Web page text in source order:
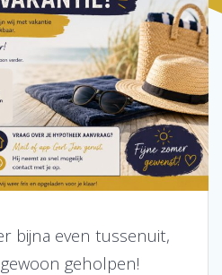
bijna even tussenuit,
geholpen!